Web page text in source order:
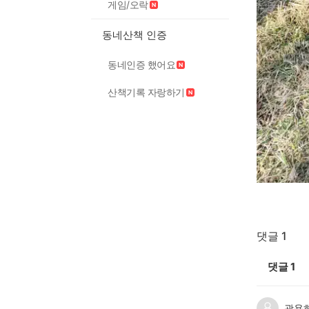
게임/오락
동네산책 인증
동네인증 했어요
산책기록 자랑하기
댓글 1
댓글1